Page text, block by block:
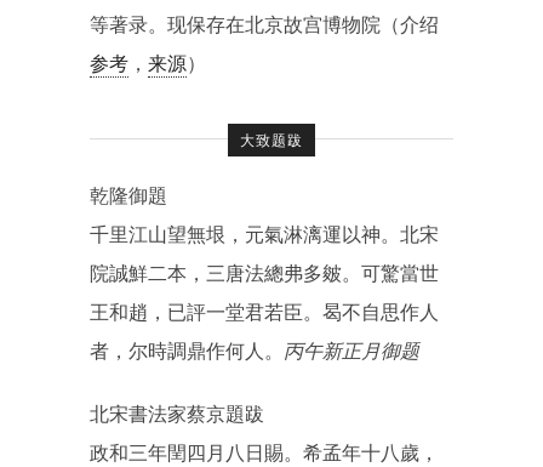
等著录。现保存在北京故宫博物院（介绍
参考 ， 来源）
大致题跋
乾隆御題
千里江山望無垠，元氣淋漓運以神。北宋
院誠鮮二本，三唐法總弗多皴。可驚當世
王和趙，已評一堂君若臣。曷不自思作人
者，尔時調鼎作何人。 丙午新正月御题
北宋書法家蔡京題跋
政和三年閏四月八日賜。希孟年十八歲，